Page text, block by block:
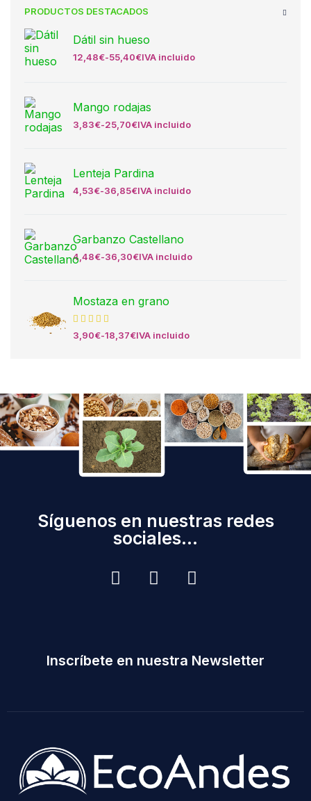
PRODUCTOS DESTACADOS
Dátil sin hueso
12,48€-55,40€IVA incluido
Mango rodajas
3,83€-25,70€IVA incluido
Lenteja Pardina
4,53€-36,85€IVA incluido
Garbanzo Castellano
4,48€-36,30€IVA incluido
Mostaza en grano
3,90€-18,37€IVA incluido
Síguenos en nuestras redes
sociales...
Inscríbete en nuestra Newsletter